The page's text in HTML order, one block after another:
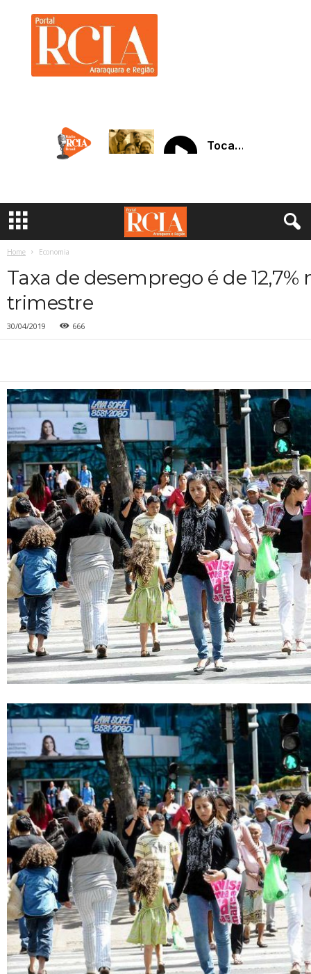
a
Home Economia
Taxa de desemprego é de
trimestre
30/04/2019 666